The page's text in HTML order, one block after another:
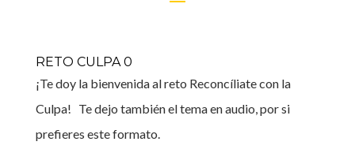
RETO CULPA 0
¡Te doy la bienvenida al reto Reconcíliate con la
Culpa! Te dejo también el tema en audio, por si
prefieres este formato.